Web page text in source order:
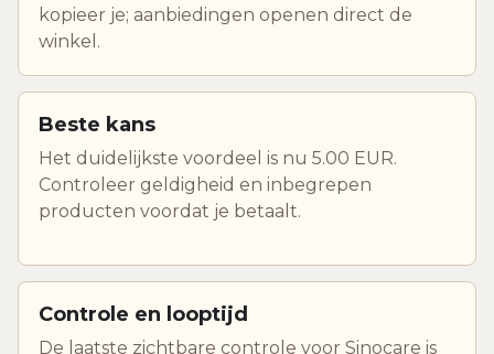
kopieer je; aanbiedingen openen direct de
winkel.
Beste kans
Het duidelijkste voordeel is nu 5.00 EUR.
Controleer geldigheid en inbegrepen
producten voordat je betaalt.
Controle en looptijd
De laatste zichtbare controle voor Sinocare is